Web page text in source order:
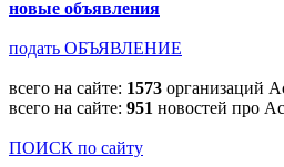
новые объявления
подать ОБЪЯВЛЕНИЕ
всего на сайте: 1573 организаций
всего на сайте: 951 новостей про
ПОИСК по сайту